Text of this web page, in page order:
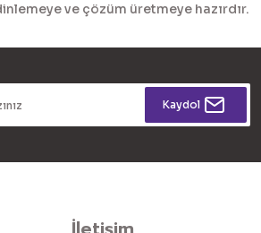
ve çözüm üretmeye hazırdır.
Kaydol